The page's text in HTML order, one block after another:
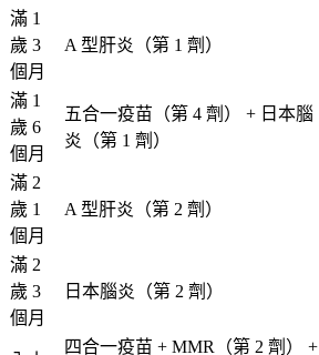
滿 1
歲 3
個月
A 型肝炎（第 1 劑）
滿 1
歲 6
個月
五合一疫苗（第 4 劑） + 日本腦
炎（第 1 劑）
滿 2
歲 1
個月
A 型肝炎（第 2 劑）
滿 2
歲 3
個月
日本腦炎（第 2 劑）
四合一疫苗 + MMR（第 2 劑） +